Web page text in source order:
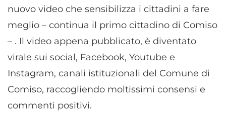
nuovo video che sensibilizza i cittadini a fare
meglio – continua il primo cittadino di Comiso
– . Il video appena pubblicato, è diventato
virale sui social, Facebook, Youtube e
Instagram, canali istituzionali del Comune di
Comiso, raccogliendo moltissimi consensi e
commenti positivi.